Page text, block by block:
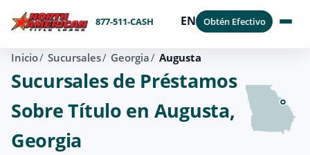
877-511-CASH EN Obtén Efectivo
Inicio Sucursales Georgia Augusta
Sucursales de Préstamos
Sobre Título en Augusta,
Georgia